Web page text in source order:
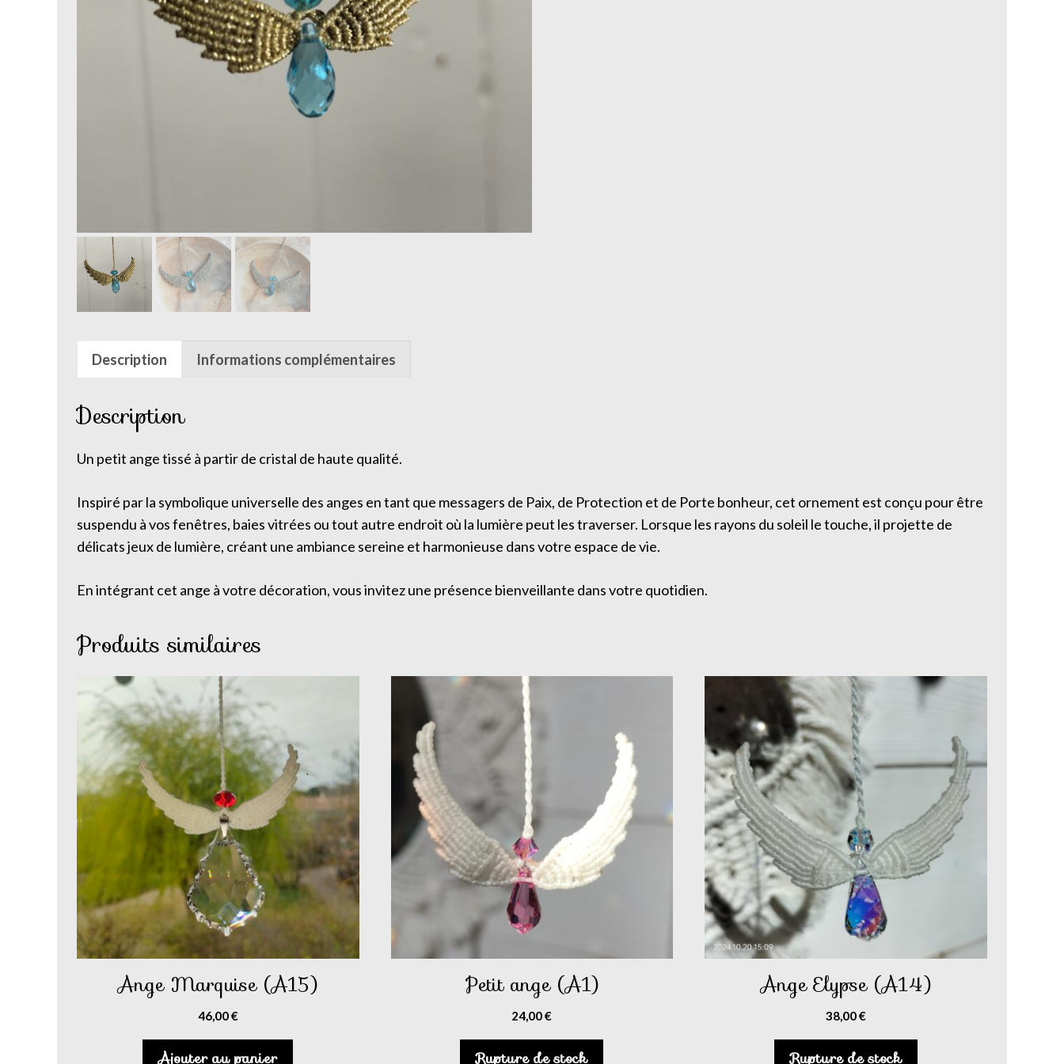
Description Informations complémentaires
Description
Un petit ange tissé à partir de cristal de haute qualité.
Inspiré par la symbolique universelle des anges en tant que messagers de Paix, de Protection et de Porte bonheur, cet ornement est conçu pour être
suspendu à vos fenêtres, baies vitrées ou tout autre endroit où la lumière peut les traverser. Lorsque les rayons du soleil le touche, il projette de
délicats jeux de lumière, créant une ambiance sereine et harmonieuse dans votre espace de vie.
En intégrant cet ange à votre décoration, vous invitez une présence bienveillante dans votre quotidien.
Produits similaires
Ange Marquise (A15)
46,00€
Ajouter au panier
Petit ange (A1)
24,00€
Rupture de stock
Ange Elypse (A14)
38,00€
Rupture de stock